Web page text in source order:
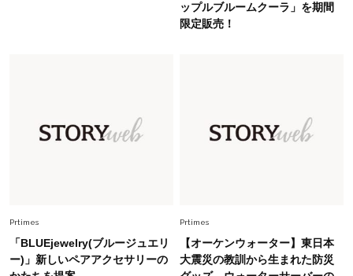
26年夏は「小ぶり」が大流行中！人と被らない
カバーも叶う厳選アイテム〈13選〉
ップルブルームクーラ」を期間
限定販売！
Prtimes
「BLUEjewelry(ブルージュエリ
ー)」新しいペアアクセサリーの
Prtimes
【オーケンウォーター】東日本
大震災の教訓から生まれた防災